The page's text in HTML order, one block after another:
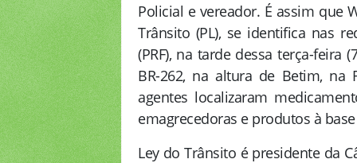
Policial e vereador. É assim que
Trânsito (PL), se identifica nas
(PRF), na tarde dessa terça-
BR-262, na altura de Betim, na
agentes localizaram
emagrecedoras e produtos à
Ley do Trânsito é presidente da